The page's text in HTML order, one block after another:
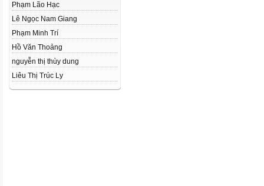
Phạm Lão Hạc
Lê Ngọc Nam Giang
Phạm Minh Trí
Hồ Văn Thoảng
nguyễn thị thùy dung
Liêu Thị Trúc Ly